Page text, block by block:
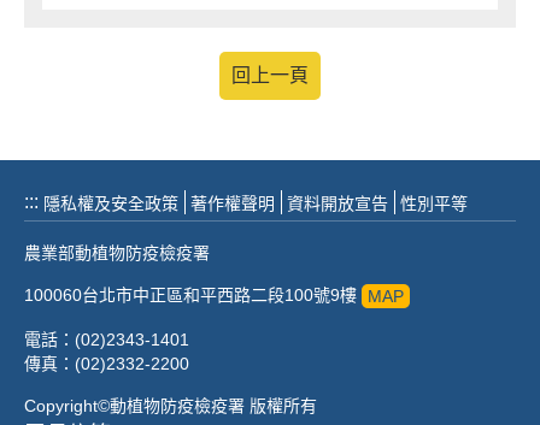
回上一頁
::: 隱私權及安全政策 著作權聲明 資料開放宣告 性別平等
農業部動植物防疫檢疫署
100060台北市中正區和平西路二段100號9樓 MAP
電話：(02)2343-1401
傳真：(02)2332-2200
Copyright©動植物防疫檢疫署 版權所有